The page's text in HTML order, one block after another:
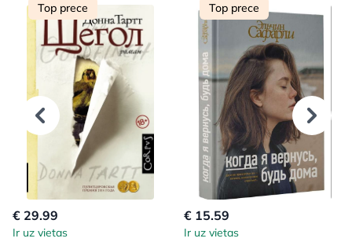
Top prece
€ 29.99
Ir uz vietas
Top prece
€ 15.59
Ir uz vietas